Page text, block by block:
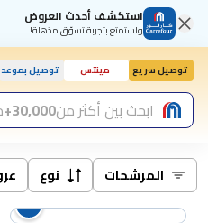
استكشف أحدث العروض
واستمتع بتجربة تسوّق مذهلة!
توصيل سريع مينتس توصيل بموعد
ابحث بين أكثر من30,000+
المرشحات نوع